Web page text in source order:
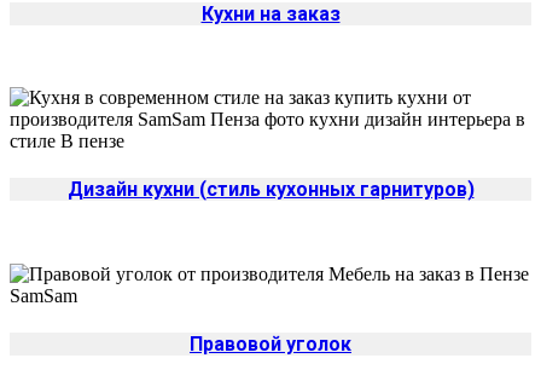
Кухни на заказ
Дизайн кухни (стиль кухонных гарнитуров)
Правовой уголок